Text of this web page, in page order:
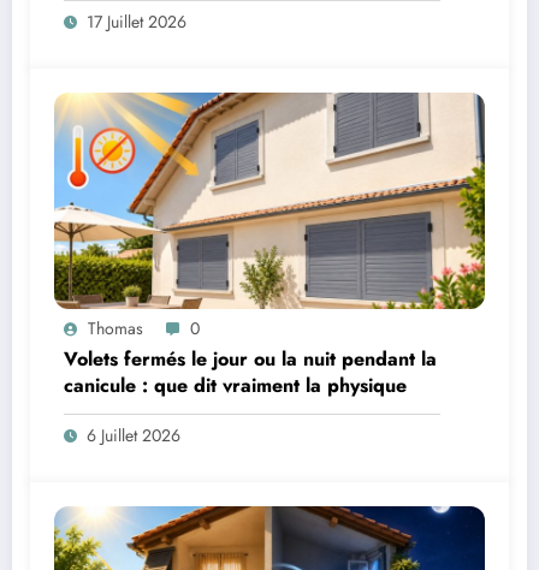
17 Juillet 2026
Thomas 0
Volets fermés le jour ou la nuit pendant la
canicule : que dit vraiment la physique
6 Juillet 2026